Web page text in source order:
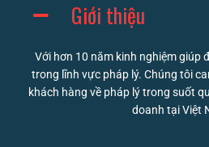
Giới thiệu
Với hơn 10 năm kinh nghiệm giúp
trong lĩnh vực pháp lý. Chúng tôi
khách hàng về pháp lý trong suốt
doanh tại Việt